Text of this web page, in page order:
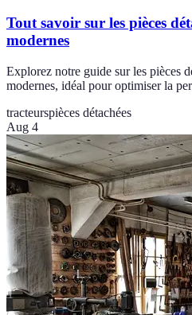
Tout savoir sur les pièces
modernes
Explorez notre guide sur les pièces
modernes, idéal pour optimiser la
tracteurspièces détachées
Aug 4